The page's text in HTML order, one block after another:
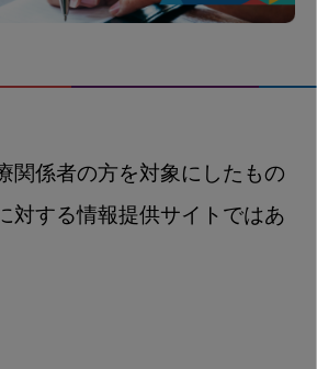
関係者の方を対象にしたもの
対する情報提供サイトではあ